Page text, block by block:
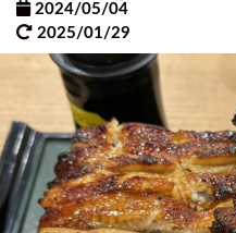
2024/05/04
2025/01/29